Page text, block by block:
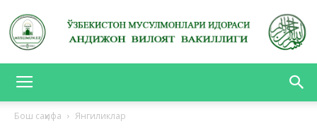
Бош саҳифа Янгиликлар